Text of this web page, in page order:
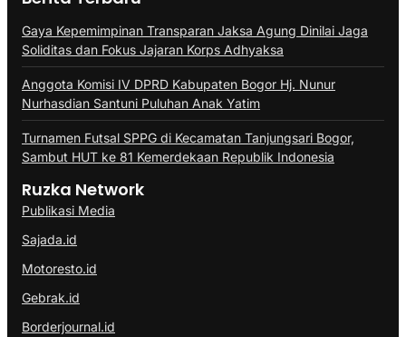
Gaya Kepemimpinan Transparan Jaksa Agung Dinilai Jaga
Soliditas dan Fokus Jajaran Korps Adhyaksa
Anggota Komisi IV DPRD Kabupaten Bogor Hj. Nunur
Nurhasdian Santuni Puluhan Anak Yatim
Turnamen Futsal SPPG di Kecamatan Tanjungsari Bogor,
Sambut HUT ke 81 Kemerdekaan Republik Indonesia
Ruzka Network
Publikasi Media
Sajada.id
Motoresto.id
Gebrak.id
Borderjournal.id